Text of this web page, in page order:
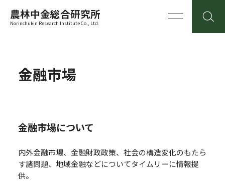
農林中金総合研究所
Norinchukin Research Institute Co., Ltd.
金融市場
金融市場について
内外金融市場、金融財政政策、社会の構造変化のもたら
す諸問題、地域金融などについてタイムリーに情報提
供。